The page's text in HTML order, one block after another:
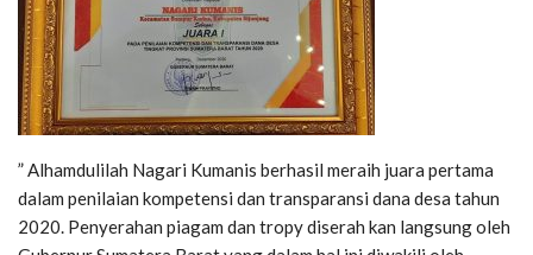
” Alhamdulilah Nagari Kumanis berhasil meraih juara pertama
dalam penilaian kompetensi dan transparansi dana desa tahun
2020. Penyerahan piagam dan tropy diserah kan langsung oleh